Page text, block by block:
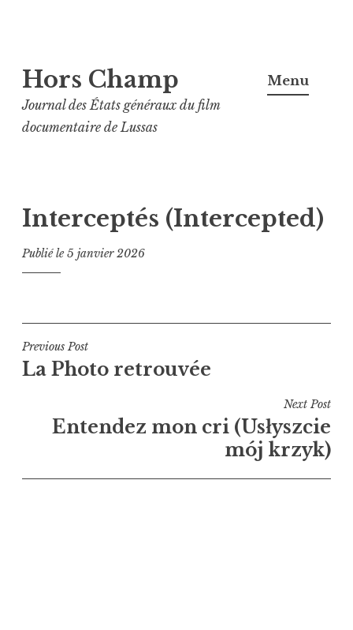
au
contenu
principal
Hors Champ
Journal des États généraux du film
documentaire de Lussas
Menu
Interceptés (Intercepted)
Publié le5 janvier 2026
Navigation
de
Previous Post
La Photo retrouvée
Next Post
Entendez mon cri (Usłyszcie
mój krzyk)